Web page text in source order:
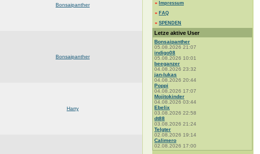
Bonsaipanther
Bonsaipanther
Harry
» Impressum
» FAQ
» SPENDEN
Letze aktive User
Bonsaipanther
05.08.2026 21:07
indigo08
05.08.2026 10:01
beeganzer
04.08.2026 23:32
jan-lukas
04.08.2026 20:44
Poppi
04.08.2026 17:07
Mojitokinder
04.08.2026 03:44
Ebelix
03.08.2026 22:58
dt88
03.08.2026 21:24
Telgter
02.08.2026 19:14
Calimero
02.08.2026 17:00